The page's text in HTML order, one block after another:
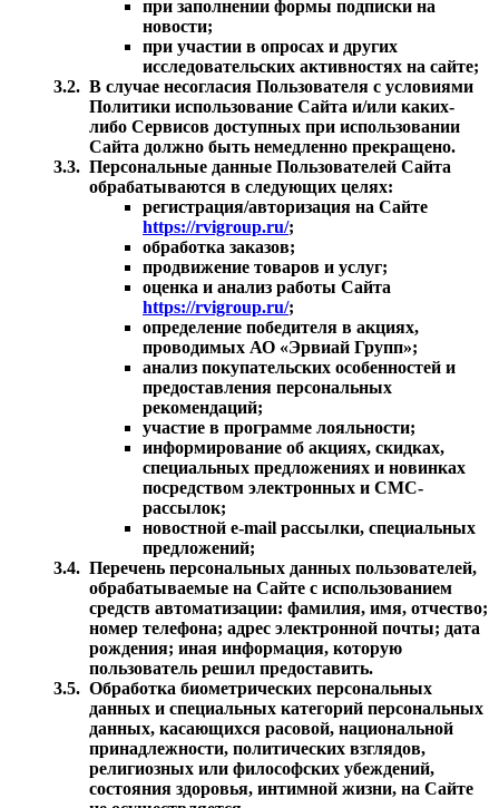
при заполнении формы подписки на
новости;
при участии в опросах и других
исследовательских активностях на сайте;
3.2. В случае несогласия Пользователя с условиями
Политики использование Сайта и/или каких-
либо Сервисов доступных при использовании
Сайта должно быть немедленно прекращено.
3.3. Персональные данные Пользователей Сайта
обрабатываются в следующих целях:
регистрация/авторизация на Сайте
https://rvigroup.ru/;
обработка заказов;
продвижение товаров и услуг;
оценка и анализ работы Сайта
https://rvigroup.ru/;
определение победителя в акциях,
проводимых АО «Эрвиай Групп»;
анализ покупательских особенностей и
предоставления персональных
рекомендаций;
участие в программе лояльности;
информирование об акциях, скидках,
специальных предложениях и новинках
посредством электронных и СМС-
рассылок;
новостной e-mail рассылки, специальных
предложений;
3.4. Перечень персональных данных пользователей,
обрабатываемые на Сайте с использованием
средств автоматизации: фамилия, имя, отчество;
номер телефона; адрес электронной почты; дата
рождения; иная информация, которую
пользователь решил предоставить.
3.5. Обработка биометрических персональных
данных и специальных категорий персональных
данных, касающихся расовой, национальной
принадлежности, политических взглядов,
религиозных или философских убеждений,
состояния здоровья, интимной жизни, на Сайте